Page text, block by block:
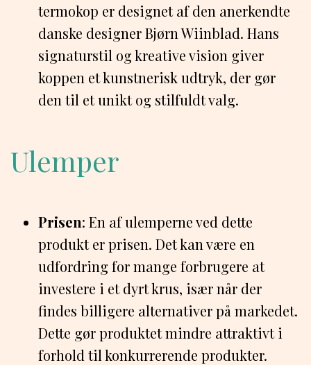
termokop er designet af den anerkendte
danske designer Bjørn Wiinblad. Hans
signaturstil og kreative vision giver
koppen et kunstnerisk udtryk, der gør
den til et unikt og stilfuldt valg.
Ulemper
Prisen: En af ulemperne ved dette
produkt er prisen. Det kan være en
udfordring for mange forbrugere at
investere i et dyrt krus, især når der
findes billigere alternativer på markedet.
Dette gør produktet mindre attraktivt i
forhold til konkurrerende produkter.